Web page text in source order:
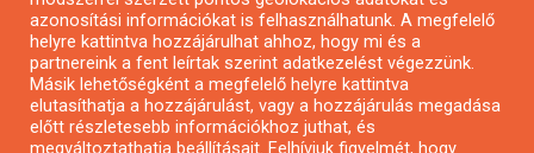
Pályázatok magánszemélyeknek
Pályázatok civil szervezeteknek
Pályázatok vállalkozásoknak
Önkormányzati pályázatok
azonosítási információkat is felhasználhatunk. A megfelelő
helyre kattintva hozzájárulhat ahhoz, hogy mi és a
partnereink a fent leírtak szerint adatkezelést végezzünk.
Másik lehetőségként a megfelelő helyre kattintva
elutasíthatja a hozzájárulást, vagy a hozzájárulás megadása
előtt részletesebb információkhoz juthat, és
megváltoztathatja beállításait. Felhívjuk figyelmét, hogy